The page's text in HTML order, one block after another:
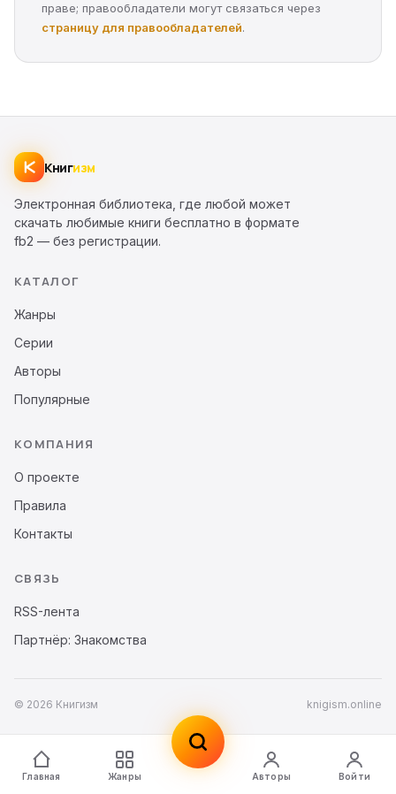
праве; правообладатели могут связаться через
страницу для правообладателей.
Главная Жанры Авторы Войти
Книгизм
Электронная библиотека, где любой может
скачать любимые книги бесплатно в формате
fb2 — без регистрации.
КАТАЛОГ
Жанры
Серии
Авторы
Популярные
КОМПАНИЯ
О проекте
Правила
Контакты
СВЯЗЬ
RSS-лента
Партнёр: Знакомства
© 2026 Книгизм knigism.online